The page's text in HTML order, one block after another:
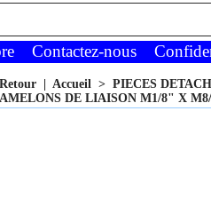
Contactez-nous
Accueil > PIECES
DE LIAISON M1/8" X M8/